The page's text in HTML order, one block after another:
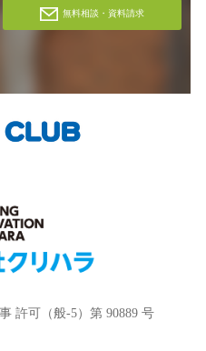
無料相談・資料請求
許可（般-5）第 90889 号